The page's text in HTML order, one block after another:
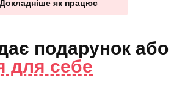
Докладніше як працює
подарунок або
для себе